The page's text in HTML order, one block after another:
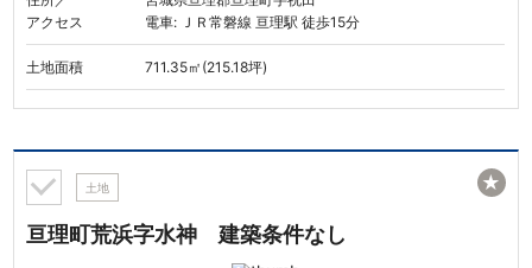
アクセス
電車: ＪＲ常磐線 亘理駅 徒歩15分
土地面積 711.35㎡(215.18坪)
土地
亘理町荒浜字水神 建築条件なし
★